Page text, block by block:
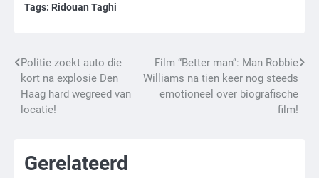
Tags: Ridouan Taghi
Bericht
navigatie
Politie zoekt auto die
kort na explosie Den
Haag hard wegreed van
locatie!
Film “Better man”: Man Robbie
Williams na tien keer nog steeds
emotioneel over biografische
film!
Gerelateerd